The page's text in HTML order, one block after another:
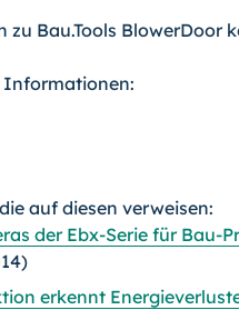
Bau.Tools BlowerDoor
Informationen:
auf diesen verweisen:
der Ebx-Serie für Bau-
erkennt